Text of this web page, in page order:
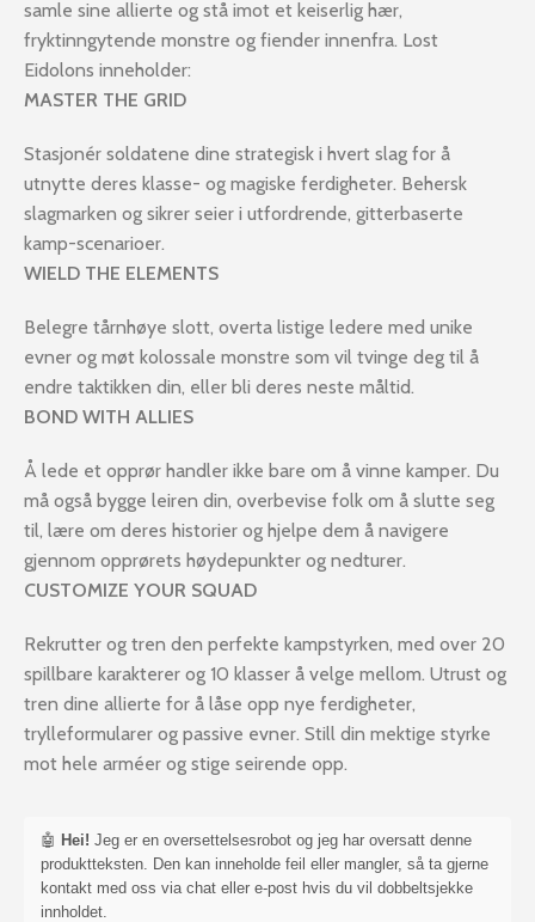
samle sine allierte og stå imot et keiserlig hær,
fryktinngytende monstre og fiender innenfra. Lost
Eidolons inneholder:
MASTER THE GRID
Stasjonér soldatene dine strategisk i hvert slag for å
utnytte deres klasse- og magiske ferdigheter. Behersk
slagmarken og sikrer seier i utfordrende, gitterbaserte
kamp-scenarioer.
WIELD THE ELEMENTS
Belegre tårnhøye slott, overta listige ledere med unike
evner og møt kolossale monstre som vil tvinge deg til å
endre taktikken din, eller bli deres neste måltid.
BOND WITH ALLIES
Å lede et opprør handler ikke bare om å vinne kamper. Du
må også bygge leiren din, overbevise folk om å slutte seg
til, lære om deres historier og hjelpe dem å navigere
gjennom opprørets høydepunkter og nedturer.
CUSTOMIZE YOUR SQUAD
Rekrutter og tren den perfekte kampstyrken, med over 20
spillbare karakterer og 10 klasser å velge mellom. Utrust og
tren dine allierte for å låse opp nye ferdigheter,
trylleformularer og passive evner. Still din mektige styrke
mot hele arméer og stige seirende opp.
🤖 Hei! Jeg er en oversettelsesrobot og jeg har oversatt denne
produktteksten. Den kan inneholde feil eller mangler, så ta gjerne
kontakt med oss via chat eller e-post hvis du vil dobbeltsjekke
innholdet.